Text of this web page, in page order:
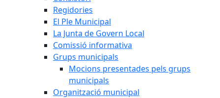
Regidories
El Ple Municipal
La Junta de Govern Local
Comissió informativa
Grups municipals
Mocions presentades pels grups
municipals
Organització municipal